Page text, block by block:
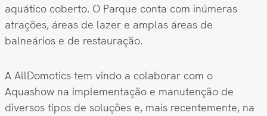
aquático coberto. O Parque conta com inúmeras
atrações, áreas de lazer e amplas áreas de
balneários e de restauração.
A AllDomotics tem vindo a colaborar com o
Aquashow na implementação e manutenção de
diversos tipos de soluções e, mais recentemente, na